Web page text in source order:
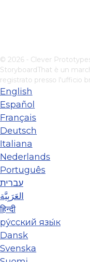
© 2026 - Clever
StoryboardThat è un
registrato presso l'ufficio
English
Español
Français
Deutsch
Italiana
Nederlands
Português
עברית
العَرَبِيَّة
हिन्दी
ру́сский язы́к
Dansk
Svenska